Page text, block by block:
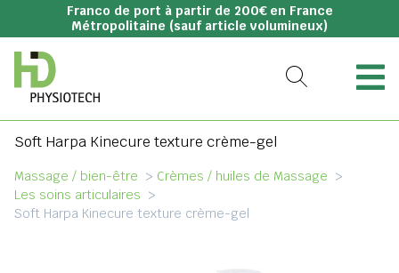
Franco de port à partir de 200€ en France
Métropolitaine (sauf article volumineux)
Soft Harpa Kinecure texture crème-gel
Massage / bien-être > Crèmes / huiles de Massage >
Les soins articulaires >
Soft Harpa Kinecure texture crème-gel